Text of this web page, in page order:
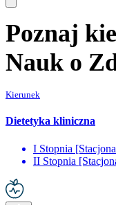
Poznaj
Nauk o
Kierunek
Dietetyka kliniczna
I Stopnia
II Stopnia